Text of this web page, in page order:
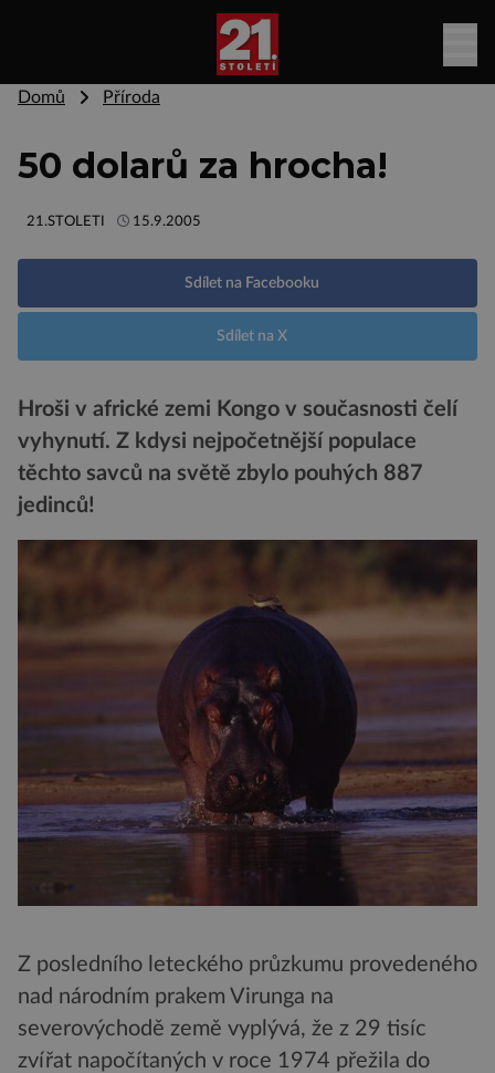
Domů Příroda
50 dolarů za hrocha!
21.STOLETI 15.9.2005
Sdílet na Facebooku
Sdílet na X
Hroši v africké zemi Kongo v současnosti čelí
vyhynutí. Z kdysi nejpočetnější populace
těchto savců na světě zbylo pouhých 887
jedinců!
Z posledního leteckého průzkumu provedeného
nad národním prakem Virunga na
severovýchodě země vyplývá, že z 29 tisíc
zvířat napočítaných v roce 1974 přežila do